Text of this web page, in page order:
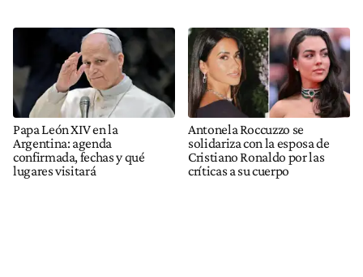
Papa León XIV en la
Argentina: agenda
confirmada, fechas y qué
lugares visitará
Antonela Roccuzzo se
solidariza con la esposa de
Cristiano Ronaldo por las
críticas a su cuerpo